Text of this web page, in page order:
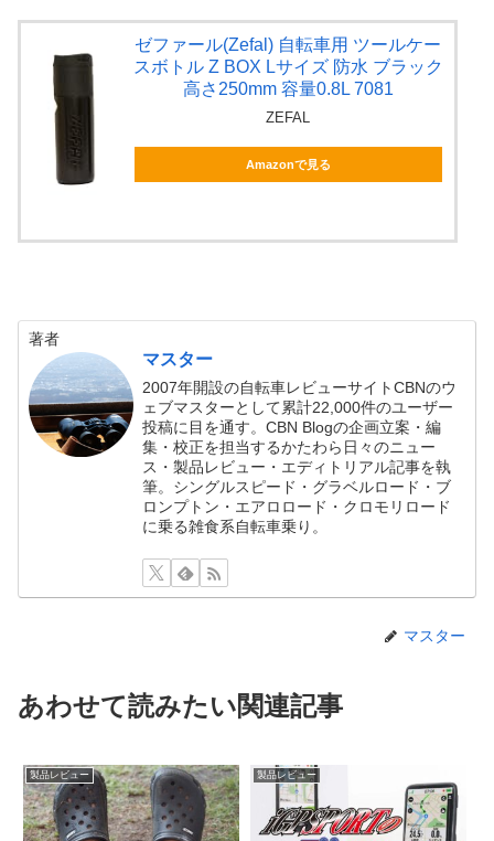
ゼファール(Zefal) 自転車用 ツールケー
スボトル Z BOX Lサイズ 防水 ブラック
高さ250mm 容量0.8L 7081
ZEFAL
Amazonで見る
著者
マスター
2007年開設の自転車レビューサイトCBNのウ
ェブマスターとして累計22,000件のユーザー
投稿に目を通す。CBN Blogの企画立案・編
集・校正を担当するかたわら日々のニュー
ス・製品レビュー・エディトリアル記事を執
筆。シングルスピード・グラベルロード・ブ
ロンプトン・エアロロード・クロモリロード
に乗る雑食系自転車乗り。
マスター
あわせて読みたい関連記事
製品レビュー 製品レビュー